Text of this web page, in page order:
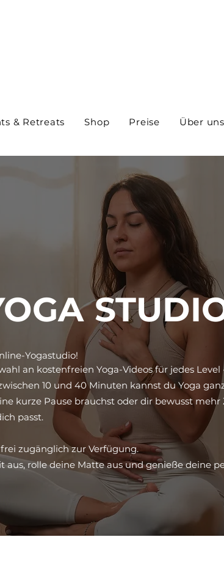
& Retreats Shop Preise Über uns
Yogastudio!
an kostenfreien Yoga-Videos für jedes
10 und 40 Minuten kannst du Yoga
kurze Pause brauchst oder dir bewusst
passt.
zugänglich zur Verfügung.
aus, rolle deine Matte aus und genieße deine